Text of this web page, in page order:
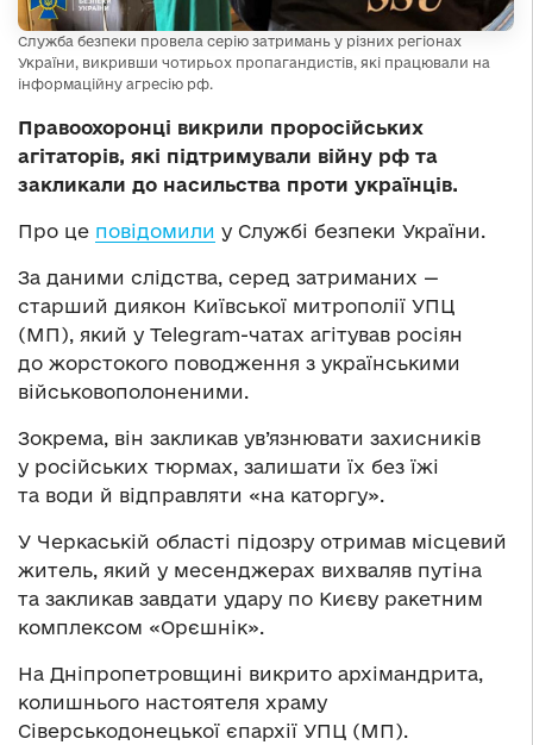
Служба безпеки провела серію затримань у різних регіонах
України, викривши чотирьох пропагандистів, які працювали на
інформаційну агресію рф.
Правоохоронці викрили проросійських
агітаторів, які підтримували війну рф та
закликали до насильства проти українців.
Про це повідомили у Службі безпеки України.
За даними слідства, серед затриманих —
старший диякон Київської митрополії УПЦ
(МП), який у Telegram-чатах агітував росіян
до жорстокого поводження з українськими
військовополоненими.
Зокрема, він закликав ув’язнювати захисників
у російських тюрмах, залишати їх без їжі
та води й відправляти «на каторгу».
У Черкаській області підозру отримав місцевий
житель, який у месенджерах вихваляв путіна
та закликав завдати удару по Києву ракетним
комплексом «Орєшнік».
На Дніпропетровщині викрито архімандрита,
колишнього настоятеля храму
Сіверськодонецької єпархії УПЦ (МП).